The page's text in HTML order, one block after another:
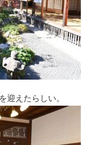
迎えたらしい。